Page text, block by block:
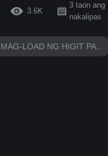
3.6K
3 taon ang
nakalipas
MAG-LOAD NG HIGIT PA...